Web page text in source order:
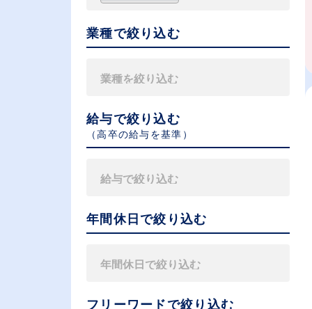
業種で絞り込む
給与で絞り込む
（⾼卒の給与を基準）
年間休日で絞り込む
フリーワードで絞り込む